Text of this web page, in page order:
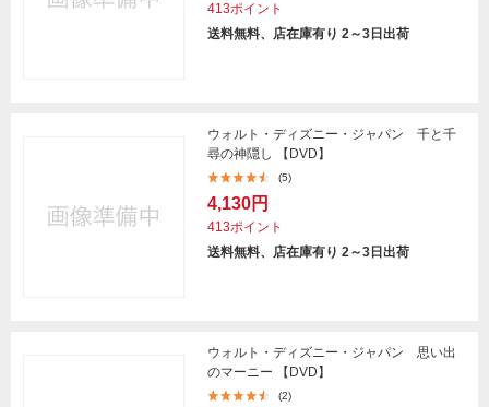
413ポイント
送料無料、店在庫有り 2～3日出荷
ウォルト・ディズニー・ジャパン 千と千
尋の神隠し 【DVD】
(5)
4,130円
413ポイント
送料無料、店在庫有り 2～3日出荷
ウォルト・ディズニー・ジャパン 思い出
のマーニー 【DVD】
(2)